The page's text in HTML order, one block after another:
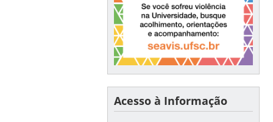
Acesso à Informação